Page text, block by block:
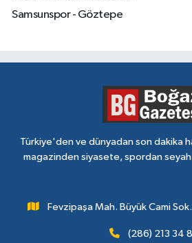
Samsunspor - Göztepe
Türkiye'den ve dünyadan son dakika
magazinden siyasete, spordan
Fevzipaşa Mah. Büyük Cami
(286) 213 34